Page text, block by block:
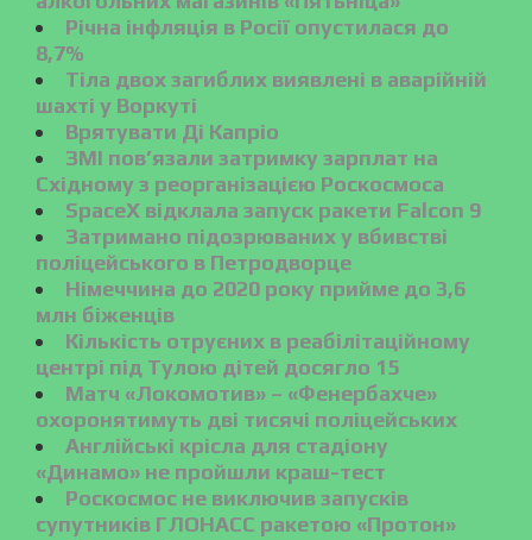
Річна інфляція в Росії опустилася до
8,7%
Тіла двох загиблих виявлені в аварійній
шахті у Воркуті
Врятувати Ді Капріо
ЗМІ пов’язали затримку зарплат на
Східному з реорганізацією Роскосмоса
SpaceX відклала запуск ракети Falcon 9
Затримано підозрюваних у вбивстві
поліцейського в Петродворце
Німеччина до 2020 року прийме до 3,6
млн біженців
Кількість отруєних в реабілітаційному
центрі під Тулою дітей досягло 15
Матч «Локомотив» – «Фенербахче»
охоронятимуть дві тисячі поліцейських
Англійські крісла для стадіону
«Динамо» не пройшли краш-тест
Роскосмос не виключив запусків
супутників ГЛОНАСС ракетою «Протон»